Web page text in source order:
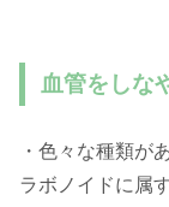
血管をしな
・色々な種類が
ラボノイドに属